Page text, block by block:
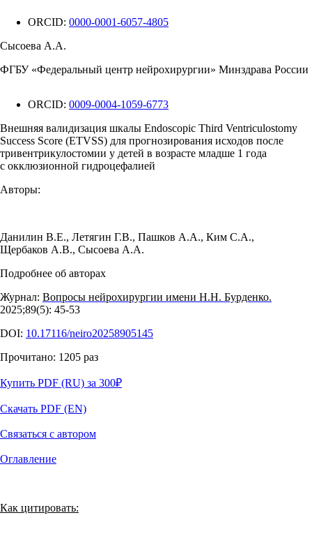
ORCID: 0000-0001-6057-4805
Сысоева А.А.
ФГБУ «Федеральный центр нейрохирургии» Минздрава России
ORCID: 0009-0004-1059-6773
Внешняя валидизация шкалы Endoscopic Third Ventriculostomy
Success Score (ETVSS) для прогнозирования исходов после
тривентрикулостомии у детей в возрасте младше 1 года
с окклюзионной гидроцефалией
Авторы:
Данилин В.Е., Летягин Г.В., Пашков А.А., Ким С.А.,
Щербаков А.В., Сысоева А.А.
Подробнее об авторах
Журнал: Вопросы нейрохирургии имени Н.Н. Бурденко.
2025;89(5): 45‑53
DOI: 10.17116/neiro20258905145
Прочитано: 1205 раз
Купить PDF (RU) за 300₽
Скачать PDF (EN)
Связаться с автором
Оглавление
Как цитировать: